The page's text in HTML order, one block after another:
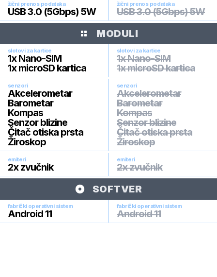
žični prenos podataka
USB 3.0 (5Gbps) 5W
žični prenos podataka
USB 3.0 (5Gbps) 5W
MODULI
slotovi za kartice
1x Nano-SIM
1x microSD kartica
slotovi za kartice
1x Nano-SIM
1x microSD kartica
senzori
Akcelerometar
Barometar
Kompas
Senzor blizine
Čitač otiska prsta
Žiroskop
senzori
Akcelerometar
Barometar
Kompas
Senzor blizine
Čitač otiska prsta
Žiroskop
emiteri
2x zvučnik
emiteri
2x zvučnik
SOFTVER
fabrički operativni sistem
Android 11
fabrički operativni sistem
Android 11